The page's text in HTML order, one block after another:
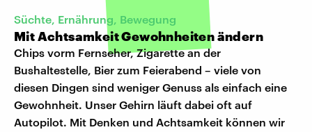
Süchte, Ernährung, Bewegung
Mit Achtsamkeit Gewohnheiten ändern
Chips vorm Fernseher, Zigarette an der
Bushaltestelle, Bier zum Feierabend – viele von
diesen Dingen sind weniger Genuss als einfach eine
Gewohnheit. Unser Gehirn läuft dabei oft auf
Autopilot. Mit Denken und Achtsamkeit können wir